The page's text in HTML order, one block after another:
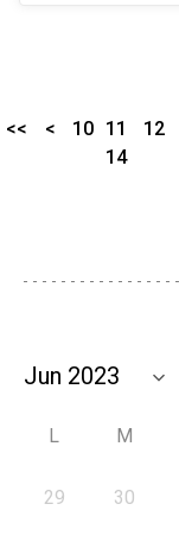
<< < 10 11 12
14
L M
29 30